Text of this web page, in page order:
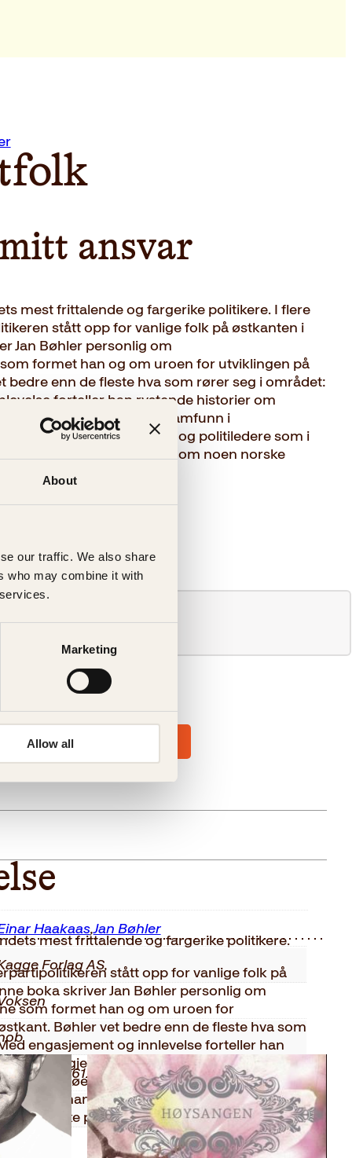
About
our traffic. We also share
who may combine it with
Marketing
Allow all
ansvar
mest frittalende og fargerike politikere. I flere
stått opp for vanlige folk på østkanten i
Jan Bøhler personlig om
formet han og om uroen for utviklingen på
bedre enn de fleste hva som rører seg i området:
forteller han rystende historier om
æresvold og parallellsamfunn i
plasseres hos politikere og politiledere som i
under teppet. Få om noen norske
enn han.…
mest frittalende og fargerike politikere.
stått opp for vanlige folk på
boka skriver Jan Bøhler personlig om
som formet han og om uroen for
Bøhler vet bedre enn de fleste hva som
engasjement og innlevelse forteller han
gjenger, fraflytting, æresvold og
Ansvaret plasseres hos
som i mange år har skjøvet problemene
norske politikere er tettere på velgerne
Haakaas,Jan Bøhler
Forlag AS,